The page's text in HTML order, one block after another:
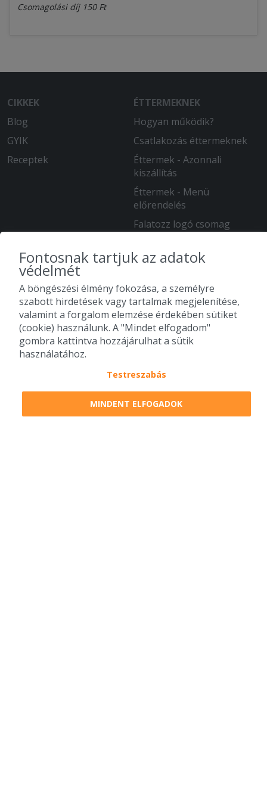
Csomagolási díj 150 Ft
CIKKEK
Blog
GYIK
Receptek
ÉTTERMEKNEK
Hogyan működik?
Csatlakozás éttermeknek
Éttermek - Azonnali
kiszállítás
Éttermek - Menü
előrendelés
Falatozz logó csomag
Bejelentkezés
Adatvédelem
Szabályzat
Süti kezelés
Felhasználási feltételek
Kapcsolat
Karrier
KÖVESS MINKET
Fontosnak tartjuk az adatok
védelmét
A böngészési élmény fokozása, a személyre
szabott hirdetések vagy tartalmak megjelenítése,
valamint a forgalom elemzése érdekében sütiket
(cookie) használunk. A "Mindet elfogadom"
gombra kattintva hozzájárulhat a sütik
használatához.
Testreszabás
MINDENT ELFOGADOK